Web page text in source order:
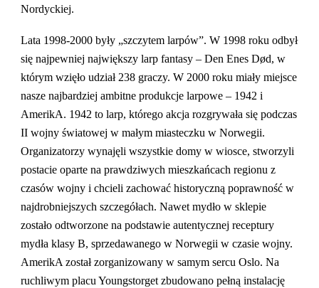
Nordyckiej.
Lata 1998-2000 były „szczytem larpów”. W 1998 roku odbył
się najpewniej największy larp fantasy – Den Enes Død, w
którym wzięło udział 238 graczy. W 2000 roku miały miejsce
nasze najbardziej ambitne produkcje larpowe – 1942 i
AmerikA. 1942 to larp, ​​którego akcja rozgrywała się podczas
II wojny światowej w małym miasteczku w Norwegii.
Organizatorzy wynajęli wszystkie domy w wiosce, stworzyli
postacie oparte na prawdziwych mieszkańcach regionu z
czasów wojny i chcieli zachować historyczną poprawność w
najdrobniejszych szczegółach. Nawet mydło w sklepie
zostało odtworzone na podstawie autentycznej receptury
mydła klasy B, sprzedawanego w Norwegii w czasie wojny.
AmerikA został zorganizowany w samym sercu Oslo. Na
ruchliwym placu Youngstorget zbudowano pełną instalację